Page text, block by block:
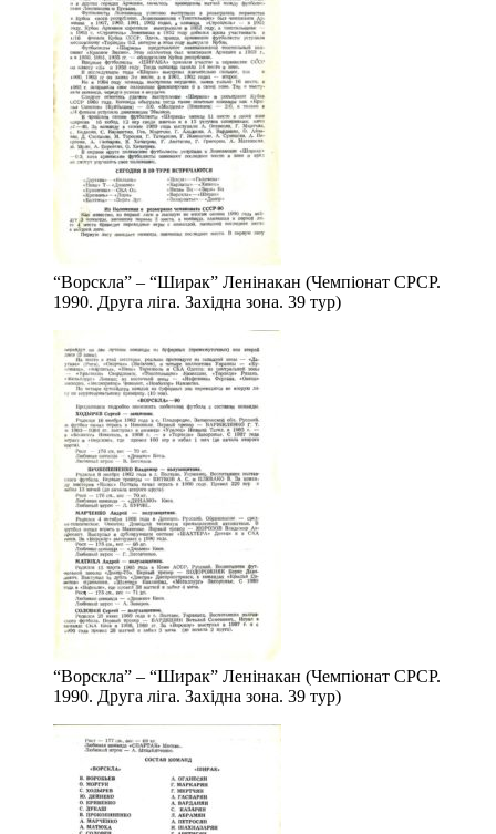
“Ворскла” – “Ширак” Ленінакан (Чемпіонат СРСР.
1990. Друга ліга. Західна зона. 39 тур)
“Ворскла” – “Ширак” Ленінакан (Чемпіонат СРСР.
1990. Друга ліга. Західна зона. 39 тур)